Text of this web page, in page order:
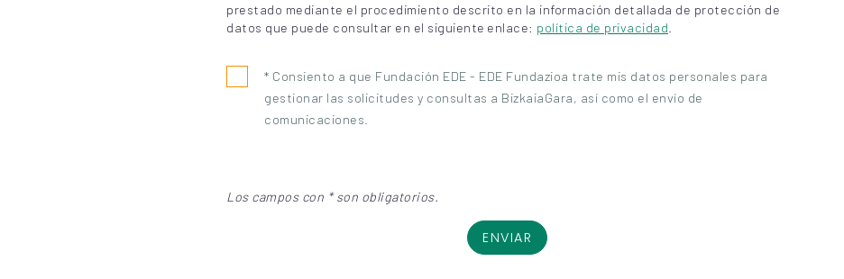
prestado mediante el procedimiento descrito en la información detallada de protección de
datos que puede consultar en el siguiente enlace: política de privacidad
* Consiento a que Fundación EDE - EDE Fundazioa trate mis datos personales para
gestionar las solicitudes y consultas a BizkaiaGara, así como el envío de
comunicaciones.
Los campos con * son obligatorios.
ENVIAR